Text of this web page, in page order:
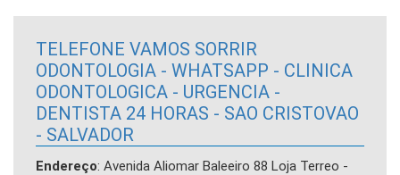
TELEFONE VAMOS SORRIR
ODONTOLOGIA - WHATSAPP - CLINICA
ODONTOLOGICA - URGENCIA -
DENTISTA 24 HORAS - SAO CRISTOVAO
- SALVADOR
Endereço: Avenida Aliomar Baleeiro 88 Loja Terreo -